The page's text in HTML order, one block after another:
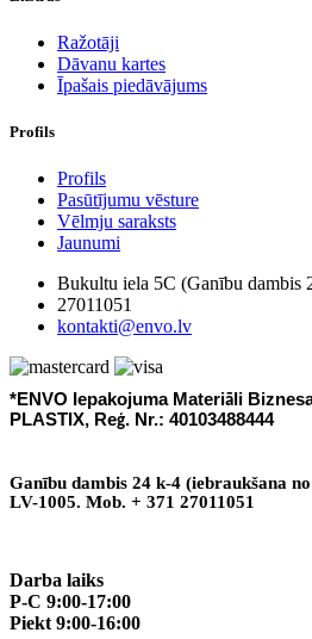
Ražotāji
Dāvanu kartes
Īpašais piedāvājums
Profils
Profils
Pasūtījumu vēsture
Vēlmju saraksts
Jaunumi
Bukultu iela 5C (Ganību dambis
27011051
kontakti@envo.lv
*ENVO Iepakojuma Materiā li
PLASTIX, Reģ. Nr.: 40103488444
Ganību dambis 24 k-4 (iebraukšana
LV-1005. Mob. + 371 27011051
Darba laiks
P-C 9:00-17:00
Piekt 9:00-16:00